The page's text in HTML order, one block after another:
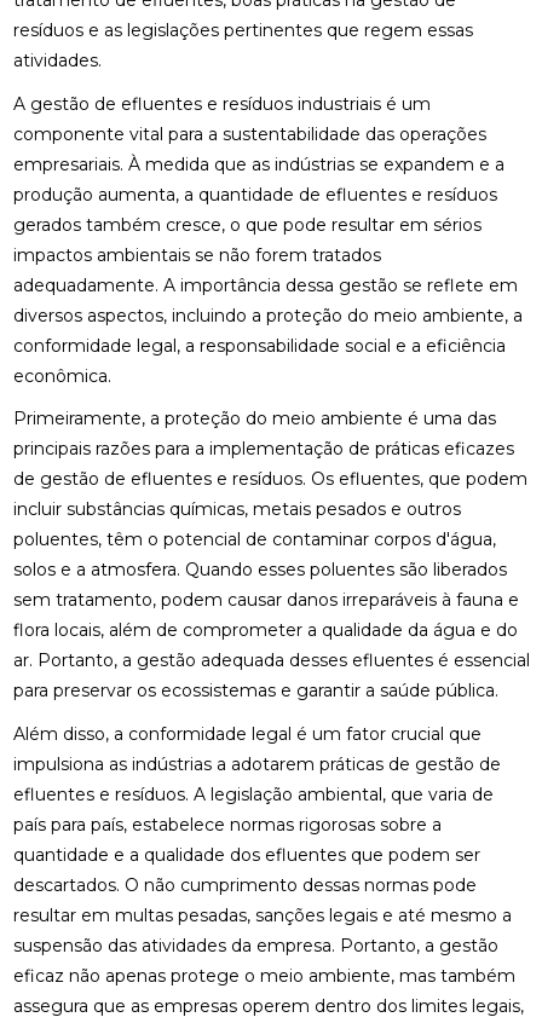
resíduos e as legislações pertinentes que regem essas
atividades.
A gestão de efluentes e resíduos industriais é um
componente vital para a sustentabilidade das operações
empresariais. À medida que as indústrias se expandem e a
produção aumenta, a quantidade de efluentes e resíduos
gerados também cresce, o que pode resultar em sérios
impactos ambientais se não forem tratados
adequadamente. A importância dessa gestão se reflete em
diversos aspectos, incluindo a proteção do meio ambiente, a
conformidade legal, a responsabilidade social e a eficiência
econômica.
Primeiramente, a proteção do meio ambiente é uma das
principais razões para a implementação de práticas eficazes
de gestão de efluentes e resíduos. Os efluentes, que podem
incluir substâncias químicas, metais pesados e outros
poluentes, têm o potencial de contaminar corpos d'água,
solos e a atmosfera. Quando esses poluentes são liberados
sem tratamento, podem causar danos irreparáveis à fauna e
flora locais, além de comprometer a qualidade da água e do
ar. Portanto, a gestão adequada desses efluentes é essencial
para preservar os ecossistemas e garantir a saúde pública.
Além disso, a conformidade legal é um fator crucial que
impulsiona as indústrias a adotarem práticas de gestão de
efluentes e resíduos. A legislação ambiental, que varia de
país para país, estabelece normas rigorosas sobre a
quantidade e a qualidade dos efluentes que podem ser
descartados. O não cumprimento dessas normas pode
resultar em multas pesadas, sanções legais e até mesmo a
suspensão das atividades da empresa. Portanto, a gestão
eficaz não apenas protege o meio ambiente, mas também
assegura que as empresas operem dentro dos limites legais,